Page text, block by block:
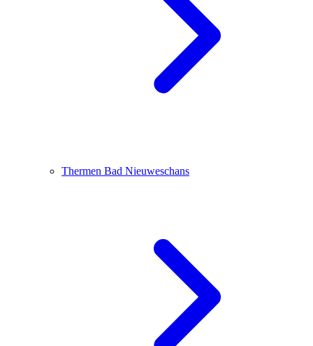
Thermen Bad Nieuweschans